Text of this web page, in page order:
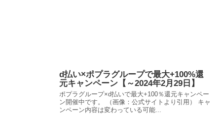
d払い×ポプラグループで最大+100%還
元キャンペーン【～2024年2月29日】
ポプラグループ×d払いで最大+100％還元キャンペー
ン開催中です。 （画像：公式サイトより引用） キャ
ンペーン内容は変わっている可能...